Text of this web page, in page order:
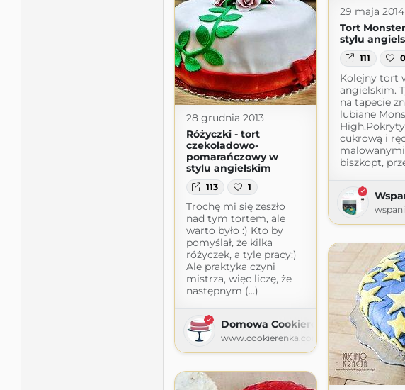
29 maja 2014
Tort
stylu
111 0
Kolejny tort
angielskim.
na tapecie
lubiane
cukrową i
biszkopt,
28 grudnia 2013
Różyczki - tort
czekoladowo-
pomarańczowy w
stylu angielskim
113 1
Trochę mi się zeszło
nad tym tortem, ale
warto było :) Kto by
pomyślał, że kilka
różyczek, a tyle pracy:)
Ale praktyka czyni
mistrza, więc liczę, że
następnym (...)
Domowa Cookierenka Agi
www.cookierenka.com